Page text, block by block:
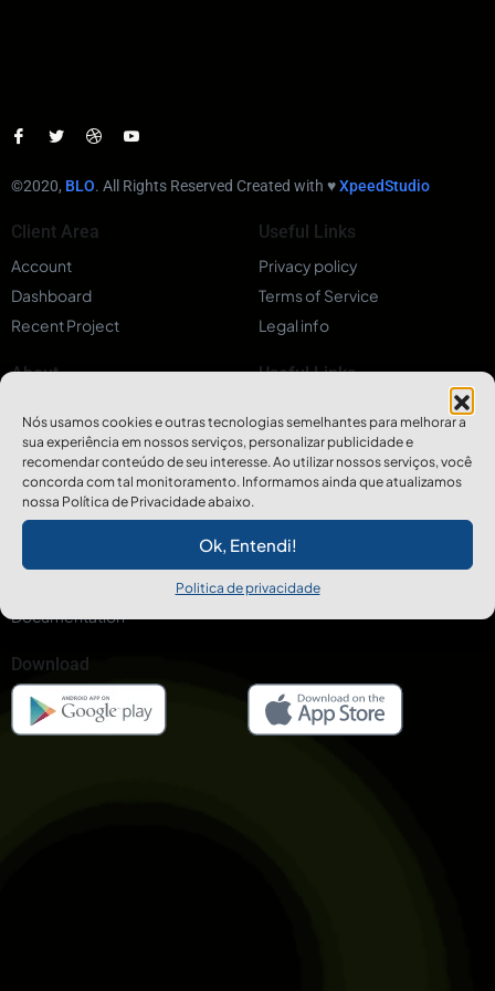
Nós usamos cookies e outras tecnologias semelhantes para melhorar a
sua experiência em nossos serviços, personalizar publicidade e
recomendar conteúdo de seu interesse. Ao utilizar nossos serviços, você
concorda com tal monitoramento. Informamos ainda que atualizamos
nossa Política de Privacidade abaixo.
Ok, Entendi!
Politica de privacidade
©2020, BLO. All Rights Reserved Created with ♥︎XpeedStudio
Client Area
Account
Dashboard
Recent Project
Useful Links
Privacy policy
Terms of Service
Legal info
About
Service
Career
Campaign
News & Blog
Documentation
Useful Links
Terms of Service
Legal info
Download